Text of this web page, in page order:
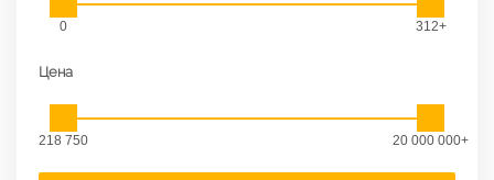
0 312+
Цена
218 750 20 000 000+